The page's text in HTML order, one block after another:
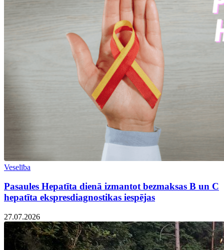
Veselība
Pasaules Hepatīta dienā izmantot bezmaksas B un C
hepatīta ekspresdiagnostikas iespējas
27.07.2026